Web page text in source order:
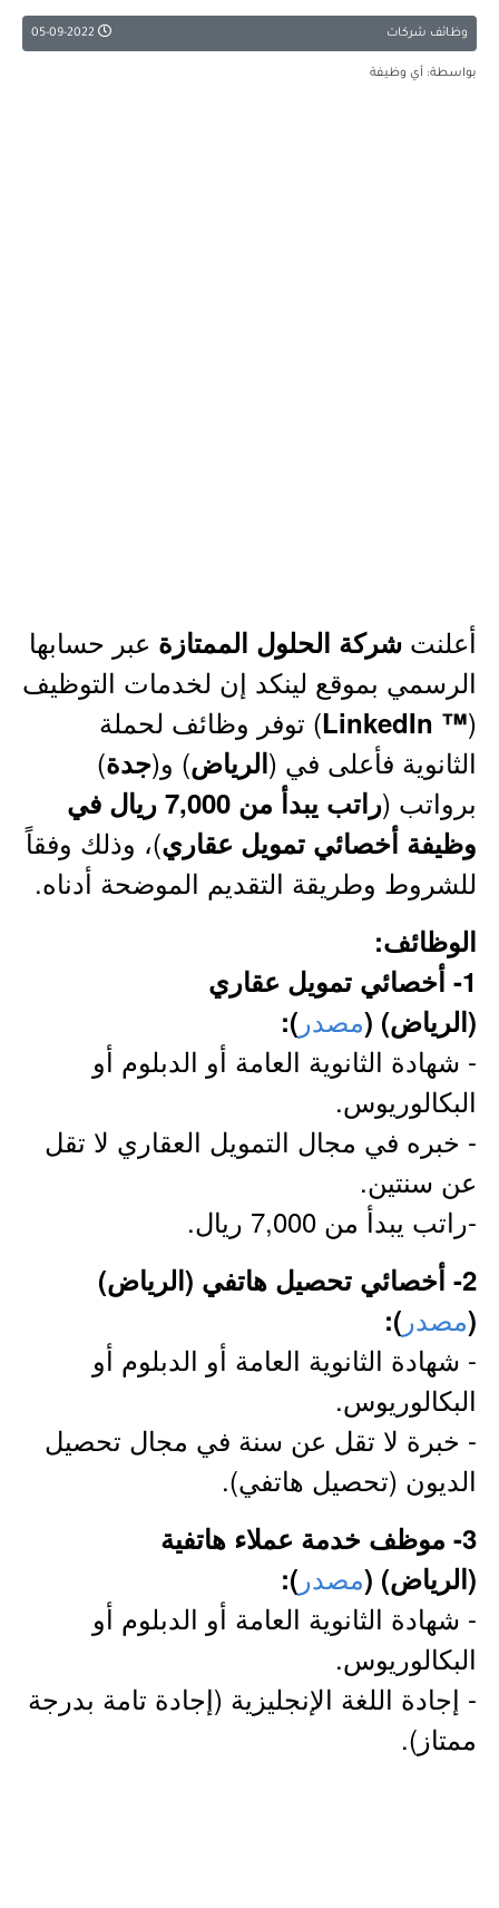
وظائف شركات
بواسطة: أي وظيفة
أعلنت شركة الحلول الممتازة عبر حسابها
الرسمي بموقع لينكد إن لخدمات التوظيف
(
™ LinkedIn
) توفر وظائف لحملة
الثانوية فأعلى في (الرياض) و(جدة)
برواتب (
راتب يبدأ من 7,000 ريال في
وظيفة أخصائي تمويل عقاري)، وذلك وفقاً
للشروط وطريقة التقديم الموضحة أدناه.
الوظائف:
1- أخصائي تمويل عقاري
(الرياض) (مصدر ):
- شهادة الثانوية العامة أو الدبلوم أو
البكالوريوس.
- خبره في مجال التمويل العقاري لا تقل
عن سنتين.
-راتب يبدأ من 7,000 ريال.
2- أخصائي تحصيل هاتفي (الرياض)
(مصدر ):
- شهادة الثانوية العامة أو الدبلوم أو
البكالوريوس.
- خبرة لا تقل عن سنة في مجال تحصيل
الديون (تحصيل هاتفي).
3- موظف خدمة عملاء هاتفية
(الرياض) (مصدر ):
- شهادة الثانوية العامة أو الدبلوم أو
البكالوريوس.
- إجادة اللغة الإنجليزية (إجادة تامة بدرجة
ممتاز).